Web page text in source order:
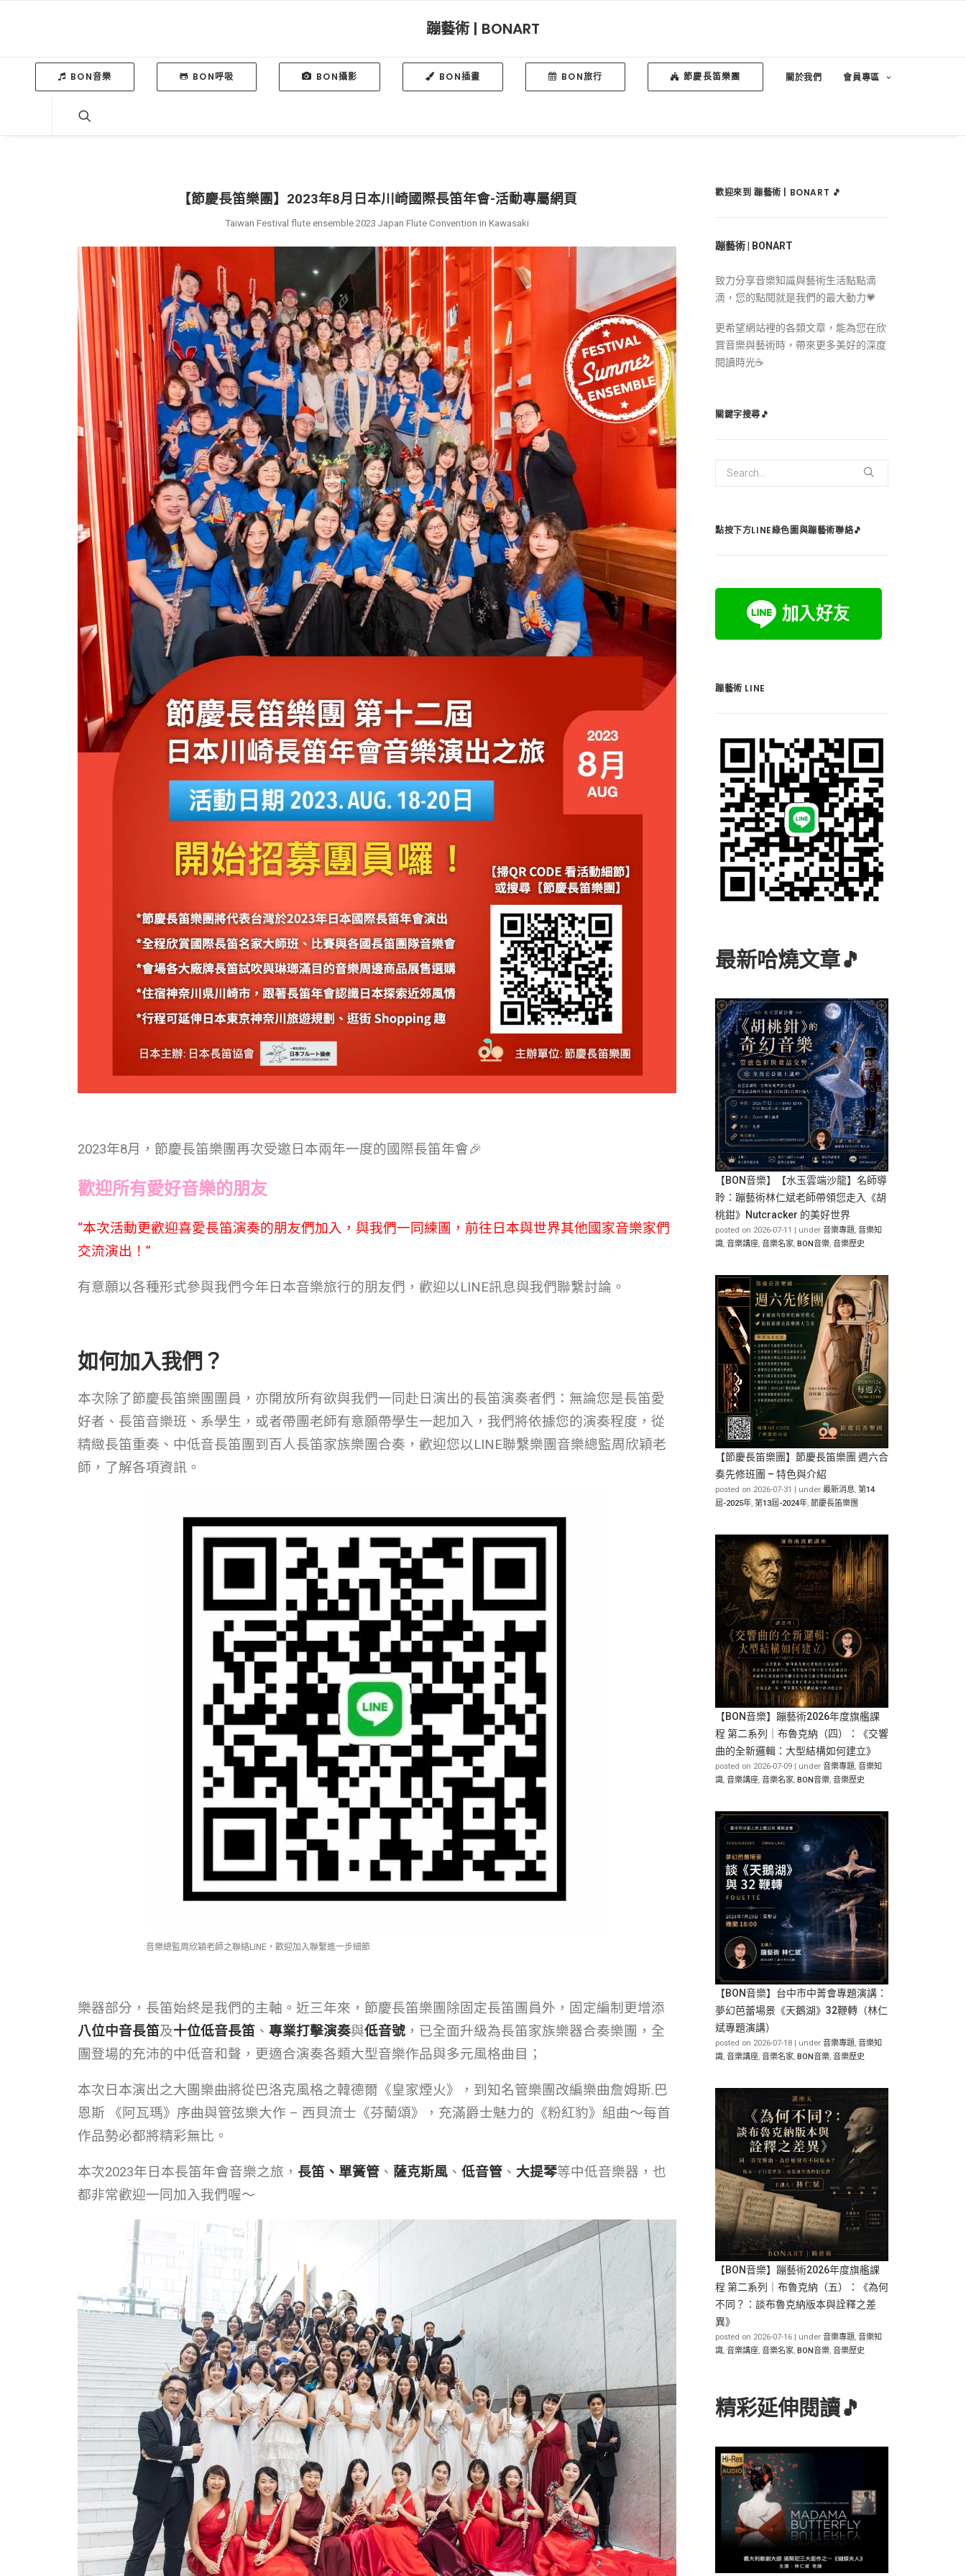
蹦藝術 | BONART
BON音樂 BON呼吸 BON攝影 BON插畫 BON旅行 節慶長笛樂團 關於我們 會員專區
【節慶長笛樂團】2023年8月日本川崎國際長笛年會-活動專屬網頁
Taiwan Festival flute ensemble 2023 Japan Flute Convention in Kawasaki
2023年8月，節慶長笛樂團再次受邀日本兩年一度的國際長笛年會🎉
歡迎所有愛好音樂的朋友
“本次活動更歡迎喜愛長笛演奏的朋友們加入，與我們一同練團，前往日本與世界其他國家音樂家們
交流演出！”
有意願以各種形式參與我們今年日本音樂旅行的朋友們，歡迎以LINE訊息與我們聯繫討論。
如何加入我們？
本次除了節慶長笛樂團團員，亦開放所有欲與我們一同赴日演出的長笛演奏者們：無論您是長笛愛
好者、長笛音樂班、系學生，或者帶團老師有意願帶學生一起加入，我們將依據您的演奏程度，從
精緻長笛重奏、中低音長笛團到百人長笛家族樂團合奏，歡迎您以LINE聯繫樂團音樂總監周欣穎老
師，了解各項資訊。
音樂總監周欣穎老師之聯絡LINE，歡迎加入聯繫進一步細節
樂器部分，長笛始終是我們的主軸。近三年來，節慶長笛樂團除固定長笛團員外，固定編制更增添
八位中音長笛及十位低音長笛 、 專業打擊演奏與低音號 ， 已全面升級為長笛家族樂器合奏樂團，全
團登場的充沛的中低音和聲，更適合演奏各類大型音樂作品與多元風格曲目；
本次日本演出之大團樂曲將從巴洛克風格之韓德爾《皇家煙火》，到知名管樂團改編樂曲詹姆斯.巴
恩斯 《阿瓦瑪》序曲與管弦樂大作 – 西貝流士《芬蘭頌》，充滿爵士魅力的《粉紅豹》組曲～每首
作品勢必都將精彩無比。
本次2023年日本長笛年會音樂之旅， 長笛、單簧管 、 薩克斯風 、 低音管 、 大提琴等中低音樂器，也
都非常歡迎一同加入我們喔～
歡迎來到 蹦藝術 | BONART 🎵
蹦藝術 | BONART
致力分享音樂知識與藝術生活點點滴
滴，您的點閱就是我們的最大動力💗
更希望網站裡的各類文章，能為您在欣
賞音樂與藝術時，帶來更多美好的深度
閱讀時光☕️
關鍵字搜尋🎵
點按下方LINE綠色圖與蹦藝術聯絡🎵
蹦藝術 LINE
最新哈燒文章🎵
【BON音樂】【水玉雲端沙龍】名師導
聆：蹦藝術林仁斌老師帶領您走入《胡
桃鉗》Nutcracker 的美好世界
posted on 2026-07-11 | under 音樂專題, 音樂知
識, 音樂講座, 音樂名家, BON音樂, 音樂歷史
【節慶長笛樂團】節慶長笛樂團 週六合
奏先修班團 – 特色與介紹
posted on 2026-07-31 | under 最新消息, 第14
屆-2025年, 第13屆-2024年, 節慶長笛樂團
【BON音樂】蹦藝術2026年度旗艦課
程 第二系列｜布魯克納（四）：《交響
曲的全新邏輯：大型結構如何建立》
posted on 2026-07-09 | under 音樂專題, 音樂知
識, 音樂講座, 音樂名家, BON音樂, 音樂歷史
【BON音樂】台中市中菁會專題演講：
夢幻芭蕾場景《天鵝湖》32鞭轉（林仁
斌專題演講）
posted on 2026-07-18 | under 音樂專題, 音樂知
識, 音樂講座, 音樂名家, BON音樂, 音樂歷史
【BON音樂】蹦藝術2026年度旗艦課
程 第二系列｜布魯克納（五）：《為何
不同？：談布魯克納版本與詮釋之差
異》
posted on 2026-07-16 | under 音樂專題, 音樂知
識, 音樂講座, 音樂名家, BON音樂, 音樂歷史
精彩延伸閱讀🎵